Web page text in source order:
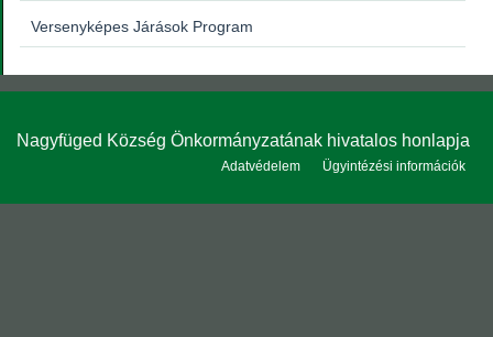
Versenyképes Járások Program
Nagyfüged Község Önkormányzatának hivatalos honlapja
Adatvédelem Ügyintézési információk